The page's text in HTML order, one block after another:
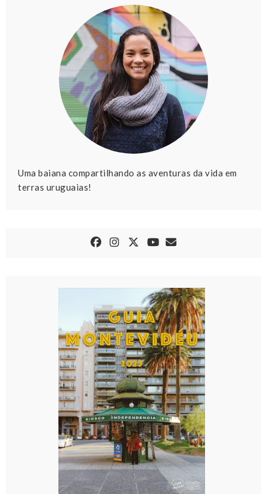
Uma baiana compartilhando as aventuras da vida em
terras uruguaias!